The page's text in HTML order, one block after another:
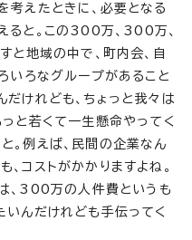
考えたときに、必要となる
ると。この300万、300万、
と地域の中で、町内会、自
いろなグループがあること
だけれども、ちょっと我々は
っと若くて一生懸命やってく
。例えば、民間の企業なん
コストがかかりますよね。
、300万の人件費というも
いんだけれども手伝ってく